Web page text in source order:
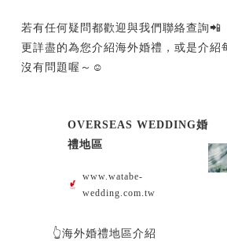
若有任何疑問都歡迎與我們聯絡查詢📲
更詳盡的為您介紹海外婚禮，或是介紹
沒有問題喔～☺️
OVERSEAS WEDDING婚
禮地區
www.watabe-
wedding.com.tw
👆海外婚禮地區介紹